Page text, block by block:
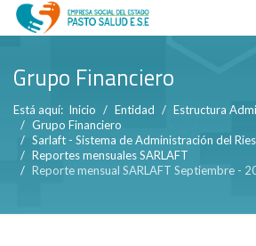
Grupo Financiero
Está aquí: Inicio Entidad
Estructura
Grupo Financiero
Sarlaft - Sistema de Administración del
Reportes mensuales SARLAFT
Reporte mensual SARLAFT Septiembre -